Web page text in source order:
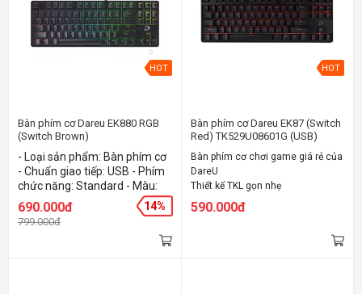
HOT
Bàn phím cơ Dareu EK880 RGB
(Switch Brown)
- Loại sản phẩm: Bàn phím cơ
- Chuẩn giao tiếp: USB - Phím
chức năng: Standard - Màu:
Black
690.000đ
799.000đ
14%
HOT
Bàn phím cơ Dareu EK87 (Switch
Red) TK529U08601G (USB)
Bàn phím cơ chơi game giá rẻ của
DareU
Thiết kế TKL gọn nhẹ
Sử dụng Switch "D" cho cảm giác
gõ tốt
590.000đ